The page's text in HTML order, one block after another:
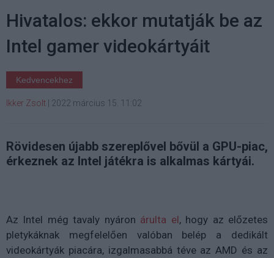
Hivatalos: ekkor mutatják be az
Intel gamer videokártyáit
Kedvencekhez
Ikker Zsolt | 2022 március 15. 11:02
Rövidesen újabb szereplővel bővül a GPU-piac,
érkeznek az Intel játékra is alkalmas kártyái.
Az Intel még tavaly nyáron árulta el, hogy az előzetes
pletykáknak megfelelően valóban belép a dedikált
videokártyák piacára, izgalmasabbá téve az AMD és az